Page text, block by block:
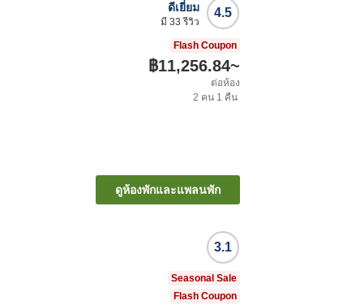
4.5
ดีเยี่ยม
มี 33 รีวิว
Flash Coupon
฿11,256.84~
ต่อห้อง
2 คน 1 คืน
ดูห้องพักและแพลนพัก
3.1
Seasonal Sale
Flash Coupon